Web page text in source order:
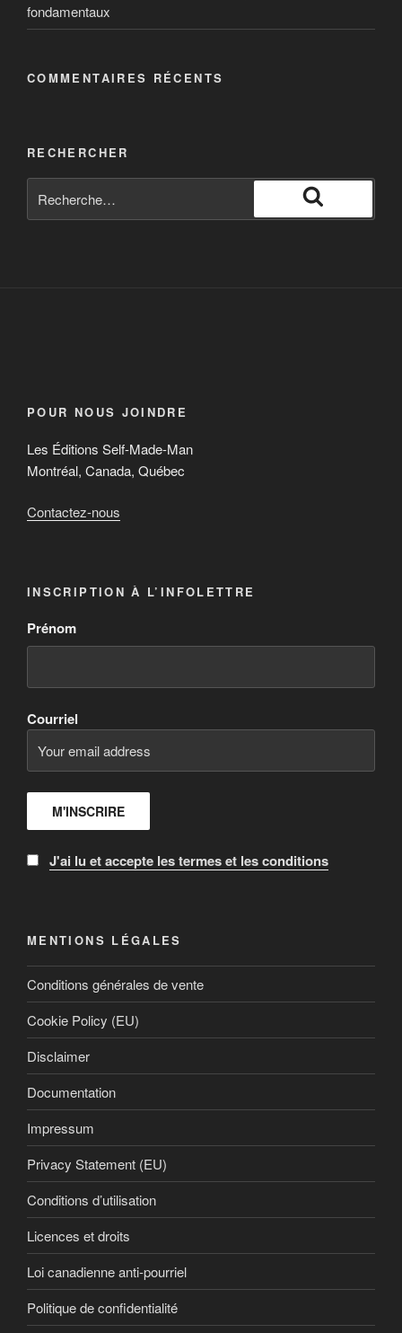
fondamentaux
COMMENTAIRES RÉCENTS
RECHERCHER
POUR NOUS JOINDRE
Les Éditions Self-Made-Man
Montréal, Canada, Québec
Contactez-nous
INSCRIPTION À L’INFOLETTRE
Prénom
Courriel
J'ai lu et accepte les termes et les conditions
MENTIONS LÉGALES
Conditions générales de vente
Cookie Policy (EU)
Disclaimer
Documentation
Impressum
Privacy Statement (EU)
Conditions d’utilisation
Licences et droits
Loi canadienne anti-pourriel
Politique de confidentialité